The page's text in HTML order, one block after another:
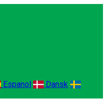
Espanol
Dansk